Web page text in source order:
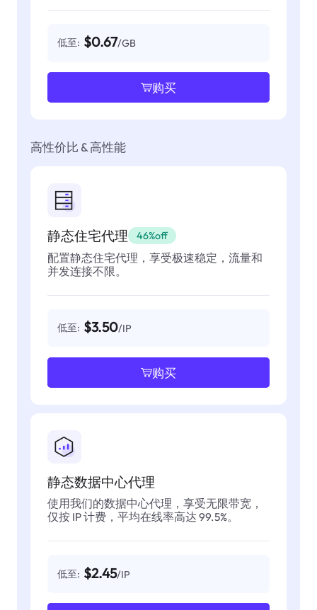
低至: $0.67/GB
购买
高性价比 & 高性能
静态住宅代理 46%off
配置静态住宅代理，享受极速稳定，流量和
并发连接不限。
低至: $3.50/IP
购买
静态数据中心代理
使用我们的数据中心代理，享受无限带宽，
仅按 IP 计费，平均在线率高达 99.5%。
低至: $2.45/IP